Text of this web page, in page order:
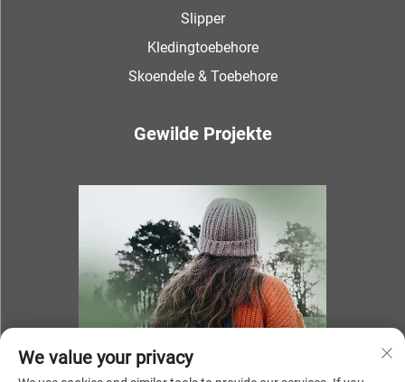
Slipper
Kledingtoebehore
Skoendele & Toebehore
Gewilde Projekte
We value your privacy